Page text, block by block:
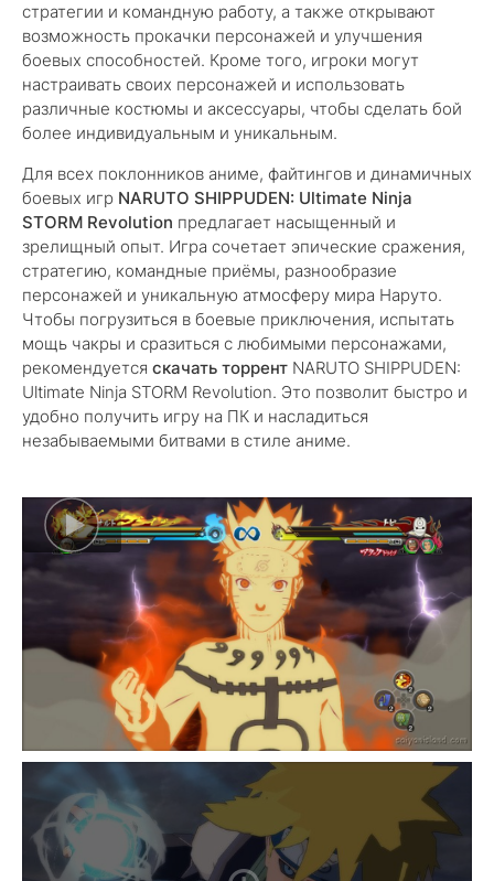
стратегии и командную работу, а также открывают
возможность прокачки персонажей и улучшения
боевых способностей. Кроме того, игроки могут
настраивать своих персонажей и использовать
различные костюмы и аксессуары, чтобы сделать бой
более индивидуальным и уникальным.
Для всех поклонников аниме, файтингов и динамичных
боевых игр NARUTO SHIPPUDEN: Ultimate Ninja
STORM Revolution предлагает насыщенный и
зрелищный опыт. Игра сочетает эпические сражения,
стратегию, командные приёмы, разнообразие
персонажей и уникальную атмосферу мира Наруто.
Чтобы погрузиться в боевые приключения, испытать
мощь чакры и сразиться с любимыми персонажами,
рекомендуется скачать торрент NARUTO SHIPPUDEN:
Ultimate Ninja STORM Revolution. Это позволит быстро и
удобно получить игру на ПК и насладиться
незабываемыми битвами в стиле аниме.